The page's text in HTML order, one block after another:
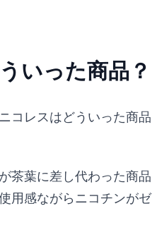
いった商品？
コレスはどういった商品
茶葉に差し代わった商品
用感ながらニコチンがゼ